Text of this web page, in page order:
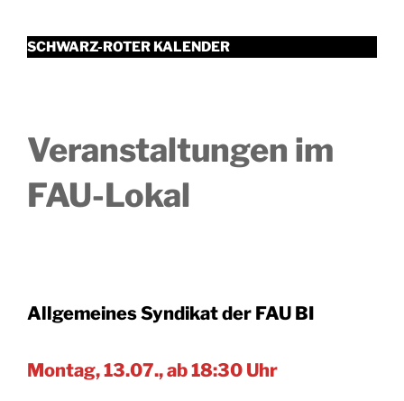
SCHWARZ-ROTER KALENDER
Veranstaltungen im
FAU-Lokal
Allgemeines Syndikat der FAU BI
Montag, 13.07., ab 18:30 Uhr